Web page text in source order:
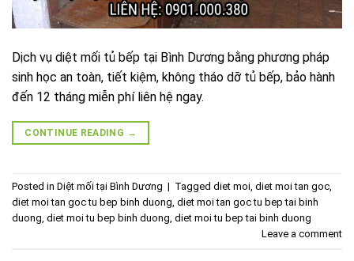
Dịch vụ diệt mối tủ bếp tại Bình Dương bằng phương pháp
sinh học an toàn, tiết kiệm, không tháo dỡ tủ bếp, bảo hành
đến 12 tháng miễn phí liên hệ ngay.
CONTINUE READING →
Posted in Diệt mối tại Bình Dương | Tagged diet moi, diet moi tan goc,
diet moi tan goc tu bep binh duong, diet moi tan goc tu bep tai binh
duong, diet moi tu bep binh duong, diet moi tu bep tai binh duong
Leave a comment